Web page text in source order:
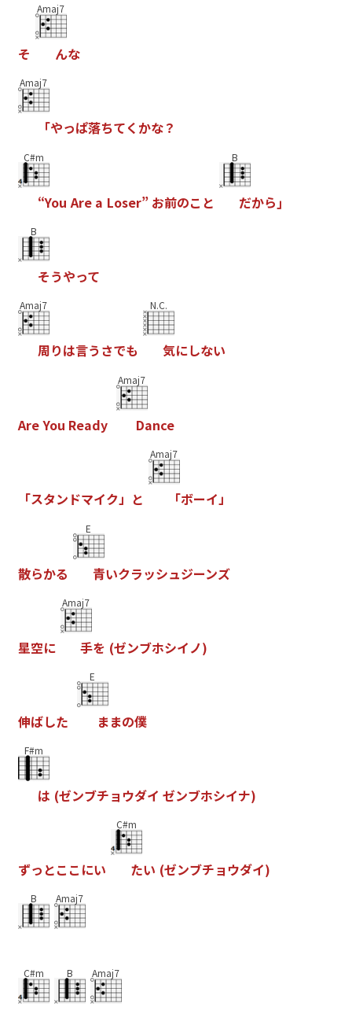
そ
Amaj7
んな
Amaj7
「やっぱ落ちてく かな？
C#m
“You Are a Loser” お前のこ と
B
だから ｣
B
そうやって
Amaj7
周りは言う さでも
N.C.
気にしない
AreYou Ready
Amaj7
Dance
「スタン ドマイク」 と
Amaj7
「ボーイ」
散らかる
E
青いクラッシュジーンズ
星空に
Amaj7
手を (ゼンブホシイノ)
伸ばした
E
ままの僕
F#m
は (ゼンブチョウダイ ゼンブホシイナ)
ずっ とこ こ にい
C#m
たい (ゼンブチョウダイ)
B Amaj7
C#m B Amaj7